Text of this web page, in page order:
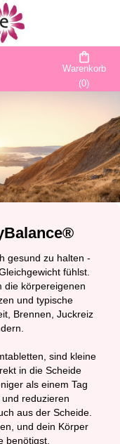
shopping_bag
Warenkorb
(0)
gesund zu halten -
fühlst.
die körpereigenen
und typische
Brennen, Juckreiz
sind kleine
in die Scheide
als einem Tag
reduzieren
aus der Scheide.
und dein Körper
benötigst.